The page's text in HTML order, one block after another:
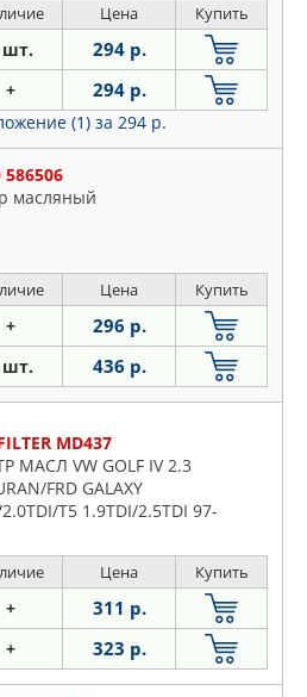
Цена Купить
шт. 294 р.
+ 294 р.
(1) за 294 р.
586506
масляный
Цена Купить
+ 296 р.
шт. 436 р.
MD437
МАСЛ VW GOLF IV 2.3
FRD GALAXY
T5 1.9TDI/2.5TDI 97-
Цена Купить
+ 311 р.
+ 323 р.